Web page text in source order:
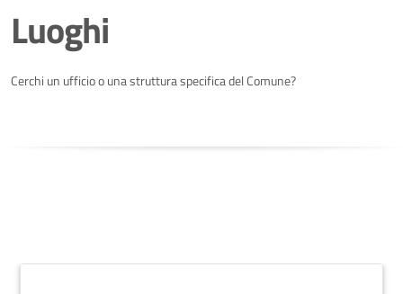
Luoghi
Cerchi un ufficio o una struttura specifica del Comune?